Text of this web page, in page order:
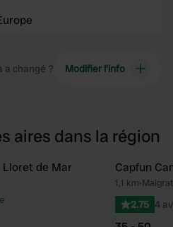
a changé ? Modifier l’info
aires dans la région
Préféré
Lloret de Mar Capfun
1,1 km•
2.75 4